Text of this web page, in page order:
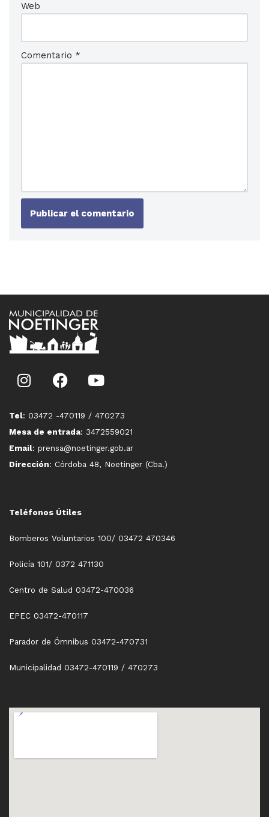
Web
Comentario *
Tel: 03472 -470119 / 470273
Mesa de entrada: 3472559021
Email: prensa@noetinger.gob.ar
Dirección: Córdoba 48, Noetinger (Cba.)
Teléfonos Útiles
Bomberos Voluntarios 100/ 03472 470346
Policía 101/ 0372 471130
Centro de Salud 03472-470036
EPEC 03472-470117
Parador de Ómnibus 03472-470731
Municipalidad 03472-470119 / 470273